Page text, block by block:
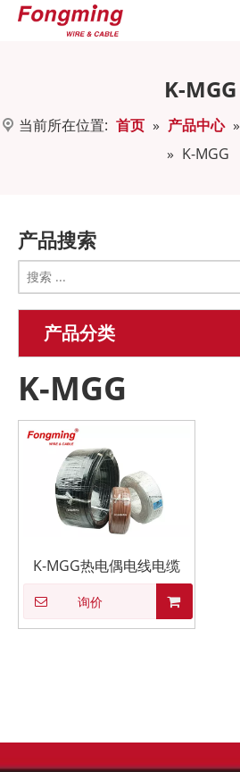
K-MGG
当前所在位置: 首页 » 产品中心 »
» K-MGG
产品搜索
产品分类
K-MGG
K-MGG热电偶电线电缆
询价